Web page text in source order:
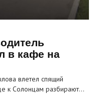
в кафе на
влетел спящий
к Солонцам разбирают…